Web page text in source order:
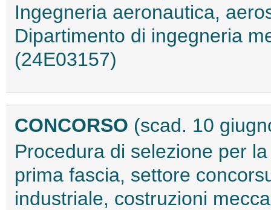
Ingegneria aeronautica,
Dipartimento di ingegneria
(24E03157)
CONCORSO (scad. 10
Procedura di selezione per
prima fascia, settore
industriale, costruzioni